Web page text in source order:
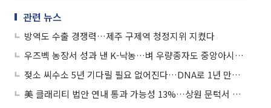
관련 뉴스
방역도 수출 경쟁력…제주 구제역 청정지위 지켰다
우즈벡 농장서 성과 낸 K-낙농…벼 우량종자도 중앙아시아로
젖소 씨수소 5년 기다릴 필요 없어진다…DNA로 1년 만에 선발
美 클래리티 법안 연내 통과 가능성 13%…상원 문턱서 제동